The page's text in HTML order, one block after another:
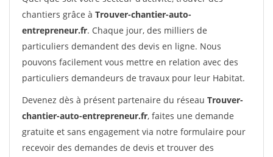
chantiers grâce à Trouver-chantier-auto-
entrepreneur.fr. Chaque jour, des milliers de
particuliers demandent des devis en ligne. Nous
pouvons facilement vous mettre en relation avec des
particuliers demandeurs de travaux pour leur Habitat.
Devenez dès à présent partenaire du réseau Trouver-
chantier-auto-entrepreneur.fr, faites une demande
gratuite et sans engagement via notre formulaire pour
recevoir des demandes de devis et trouver des